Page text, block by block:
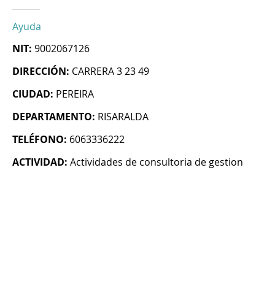
Ayuda
NIT: 9002067126
DIRECCIÓN: CARRERA 3 23 49
CIUDAD: PEREIRA
DEPARTAMENTO: RISARALDA
TELÉFONO: 6063336222
ACTIVIDAD: Actividades de consultoria de gestion